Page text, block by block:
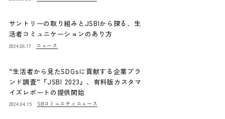
サントリーの取り組みとJSBIから探る、生
活者コミュニケーションのあり方
2024.06.17 ニュース
“生活者から見たSDGsに貢献する企業ブラ
ンド調査”『JSBI 2023』、有料版カスタマ
イズレポートの提供開始
2024.04.15 SBコミュニティニュース